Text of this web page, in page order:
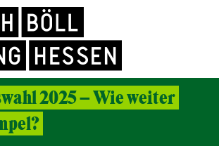
2025 – Wie weiter